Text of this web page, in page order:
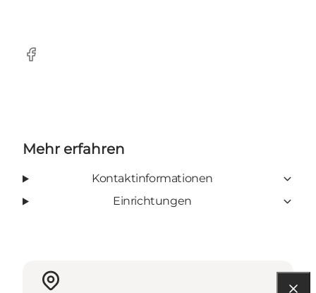
Facebook
Mehr erfahren
Kontaktinformationen
Einrichtungen